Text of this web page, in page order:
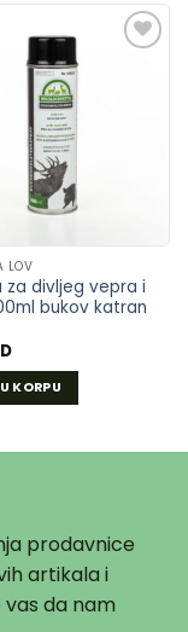
LOV
za divljeg vepra i
bukov katran
KORPU
prodavnice
artikala i
da nam